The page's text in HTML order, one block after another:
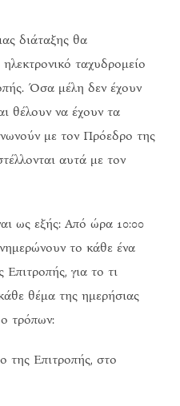
διάταξης θα
ταχυδρομείο
Όσα μέλη δεν έχουν
θέλουν να έχουν τα
με τον Πρόεδρο της
αυτά με τον
ως εξής: Από ώρα 10:00
το κάθε ένα
για το τι
θέμα της ημερήσιας
τρόπων:
της Επιτροπής, στο